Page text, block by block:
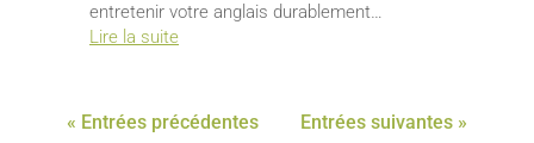
entretenir votre anglais durablement…
Lire la suite
« Entrées précédentes Entrées suivantes »